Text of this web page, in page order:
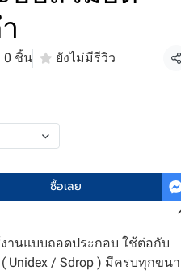
0 ชิ้น ยังไม่มีรีวิว แ
ซื้อเลย
นแบบถอดประกอบ ใช้ต่อกับ
Unidex / Sdrop ) มีครบทุกขน